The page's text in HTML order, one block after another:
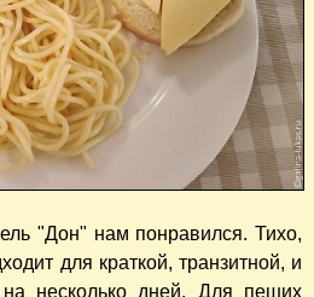
"Дон" нам понравился. Тихо,
для краткой, транзитной, и
на несколько дней. Для пеших